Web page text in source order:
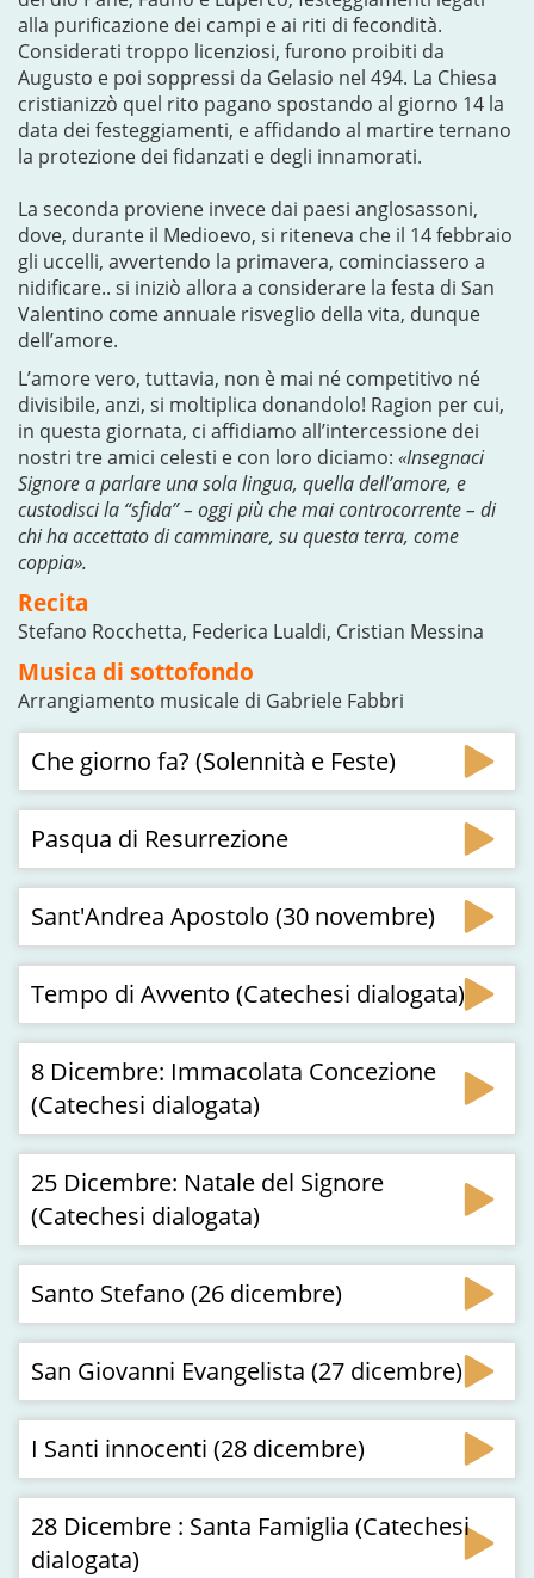
alla purificazione dei campi e ai riti di fecondità.
Considerati troppo licenziosi, furono proibiti da
Augusto e poi soppressi da Gelasio nel 494. La Chiesa
cristianizzò quel rito pagano spostando al giorno 14 la
data dei festeggiamenti, e affidando al martire ternano
la protezione dei fidanzati e degli innamorati.
La seconda proviene invece dai paesi anglosassoni,
dove, durante il Medioevo, si riteneva che il 14 febbraio
gli uccelli, avvertendo la primavera, cominciassero a
nidificare.. si iniziò allora a considerare la festa di San
Valentino come annuale risveglio della vita, dunque
dell’amore.
L’amore vero, tuttavia, non è mai né competitivo né
divisibile, anzi, si moltiplica donandolo! Ragion per cui,
in questa giornata, ci affidiamo all’intercessione dei
nostri tre amici celesti e con loro diciamo: «Insegnaci
Signore a parlare una sola lingua, quella dell’amore, e
custodisci la “sfida” – oggi più che mai controcorrente – di
chi ha accettato di camminare, su questa terra, come
coppia».
Recita
Stefano Rocchetta, Federica Lualdi, Cristian Messina
Musica di sottofondo
Arrangiamento musicale di Gabriele Fabbri
Che giorno fa? (Solennità e Feste)
Pasqua di Resurrezione
Sant'Andrea Apostolo (30 novembre)
Tempo di Avvento (Catechesi dialogata)
8 Dicembre: Immacolata Concezione
(Catechesi dialogata)
25 Dicembre: Natale del Signore
(Catechesi dialogata)
Santo Stefano (26 dicembre)
San Giovanni Evangelista (27 dicembre)
I Santi innocenti (28 dicembre)
28 Dicembre : Santa Famiglia (Catechesi
dialogata)